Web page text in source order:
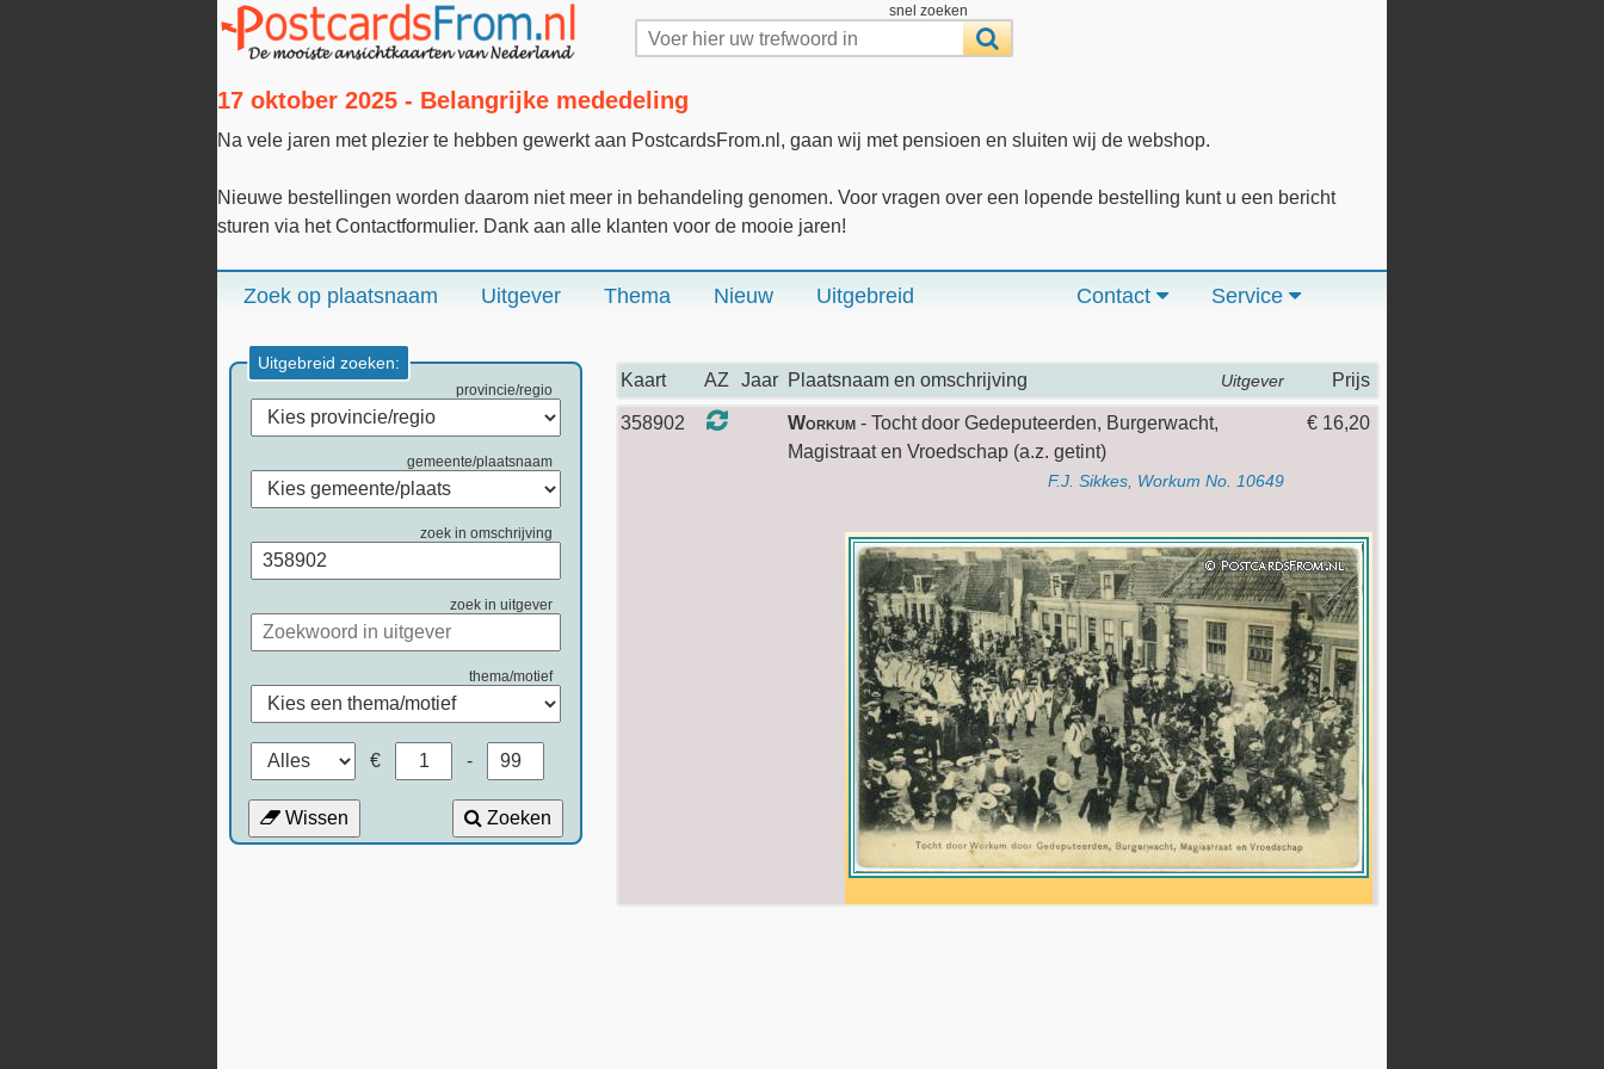
snel zoeken
17 oktober 2025 - Belangrijke mededeling
Na vele jaren met plezier te hebben gewerkt aan PostcardsFrom.nl, gaan wij met pensioen en sluiten wij de webshop.
Nieuwe bestellingen worden daarom niet meer in behandeling genomen. Voor vragen over een lopende bestelling kunt u een bericht
sturen via het Contactformulier. Dank aan alle klanten voor de mooie jaren!
Zoek op plaatsnaam Uitgever Thema Nieuw Uitgebreid Service
Contact
Uitgebreid zoeken:
provincie/regio
gemeente/plaatsnaam
zoek in omschrijving
zoek in uitgever
thema/motief
€ -
Wissen Zoeken
Kaart AZ Jaar Plaatsnaam en omschrijving Uitgever Prijs
358902 Workum - Tocht door Gedeputeerden, Burgerwacht,
Magistraat en Vroedschap (a.z. getint)
F.J. Sikkes, Workum No. 10649
€ 16,20